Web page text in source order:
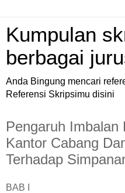
Kumpulan
berbagai
Anda Bingung mencari
Referensi Skripsimu disini
Pengaruh Imbalan
Kantor Cabang
Terhadap
BAB I